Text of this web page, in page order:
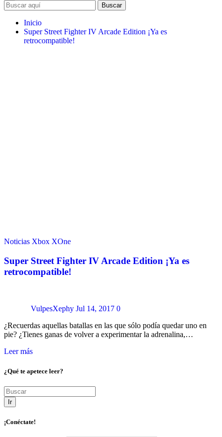
Buscar
Inicio
Super Street Fighter IV Arcade Edition ¡Ya es
retrocompatible!
Noticias Xbox XOne
Super Street Fighter IV Arcade Edition ¡Ya es
retrocompatible!
VulpesXephy Jul 14, 2017 0
¿Recuerdas aquellas batallas en las que sólo podía quedar uno en
pie? ¿Tienes ganas de volver a experimentar la adrenalina,…
Leer más
¿Qué te apetece leer?
Ir
¡Conéctate!